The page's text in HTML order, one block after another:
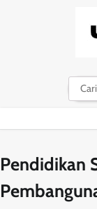
Cari
untuk:
Pendidikan